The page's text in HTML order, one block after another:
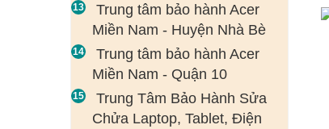
Trung tâm bảo hành Acer
Miền Nam - Huyện Nhà Bè
Trung tâm bảo hành Acer
Miền Nam - Quận 10
Trung Tâm Bảo Hành Sửa
Chửa Laptop, Tablet, Điện